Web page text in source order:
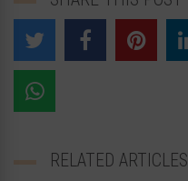
RELATED ARTICLES